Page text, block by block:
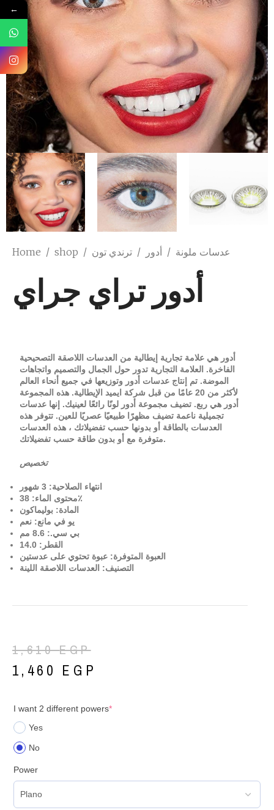
Home / shop / عدسات ملونة / أدور / ترندي تون
أدور تراي جراي
أدور هي علامة تجارية إيطالية من العدسات اللاصقة التصحيحية
الفاخرة. العلامة التجارية تدور حول الجمال والتصميم واتجاهات
الموضة. تم إنتاج عدسات أدور وتوزيعها في جميع أنحاء العالم
لأكثر من 20 عامًا من قبل شركة ايميد الإيطالية. هذه المجموعة
أدور هي ربع. تضيف مجموعة أدور لونًا رائعًا لعينيك. إنها عدسات
تجميلية ناعمة تضيف مظهرًا طبيعيًا عصريًا للعين. تتوفر هذه
العدسات بالطاقة أو بدونها حسب تفضيلاتك ، هذه العدسات
متوفرة مع أو بدون طاقة حسب تفضيلاتك.
تخصيص
انتهاء الصلاحية: 3 شهور
محتوى الماء: 38٪
المادة: بوليماكون
يو في مانع: نعم
بي سي.: 8.6 مم
القطر: 14.0
العبوة المتوفرة: عبوة تحتوي على عدستين
التصنيف: العدسات اللاصقة اللينة
1,610EGP
1,460 EGP
I want 2 different powers*
Yes
No
Power
←